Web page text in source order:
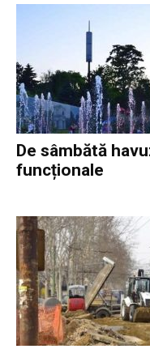
De sâmbătă
funcționale